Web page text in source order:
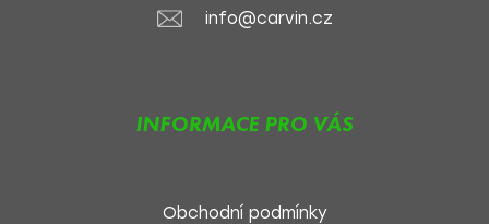
info@carvin.cz
INFORMACE PRO VÁS
Obchodní podmínky